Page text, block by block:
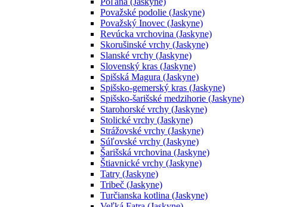
Považské podolie (Jaskyne)
Považský Inovec (Jaskyne)
Revúcka vrchovina (Jaskyne)
Skorušinské vrchy (Jaskyne)
Slanské vrchy (Jaskyne)
Slovenský kras (Jaskyne)
Spišská Magura (Jaskyne)
Spišsko-gemerský kras (Jaskyne)
Spišsko-šarišské medzihorie (Jaskyne)
Starohorské vrchy (Jaskyne)
Stolické vrchy (Jaskyne)
Strážovské vrchy (Jaskyne)
Súľovské vrchy (Jaskyne)
Šarišská vrchovina (Jaskyne)
Štiavnické vrchy (Jaskyne)
Tatry (Jaskyne)
Tribeč (Jaskyne)
Turčianska kotlina (Jaskyne)